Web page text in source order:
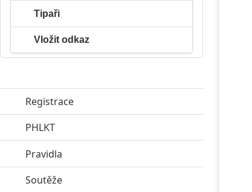
Tipaři
Vložit odkaz
Registrace
PHLKT
Pravidla
Soutěže